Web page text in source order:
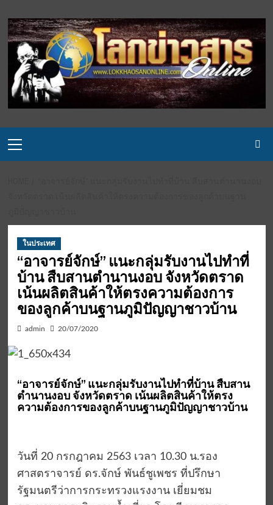
to
content
Menu
ในประเทศ
“อาจารย์จักษ์” แนะกลุ่มรับงานไปทำที่
บ้าน สืบสานตำนานงอบ จังหวัดตราด
เน้นผลิตสินค้าให้ตรงความต้องการ
ของลูกค้าบนฐานภูมิปัญญาชาวบ้าน
admin 20/07/2020
“อาจารย์จักษ์” แนะกลุ่มรับงานไปทำที่บ้าน สืบสาน
ตำนานงอบ จังหวัดตราด เน้นผลิตสินค้าให้ตรง
ความต้องการของลูกค้าบนฐานภูมิปัญญาชาวบ้าน
วันที่ 20 กรกฎาคม 2563 เวลา 10.30 น.รอง
ศาสตราจารย์ ดร.จักษ์ พันธ์ชูเพชร ที่ปรึกษา
รัฐมนตรีว่าการกระทรวงแรงงาน เยี่ยมชม